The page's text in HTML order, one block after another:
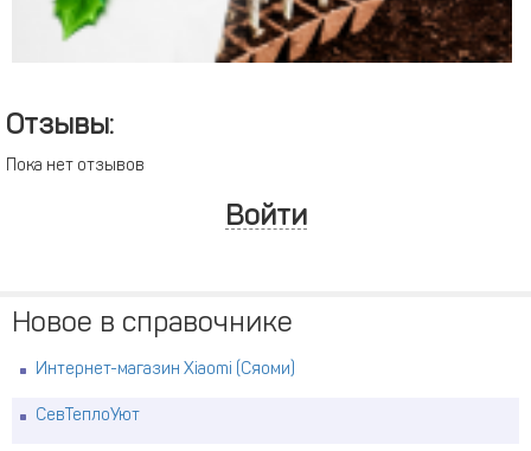
Отзывы:
Пока нет отзывов
Войти
Новое в справочнике
Интернет-магазин Xiaomi (Сяоми)
СевТеплоУют